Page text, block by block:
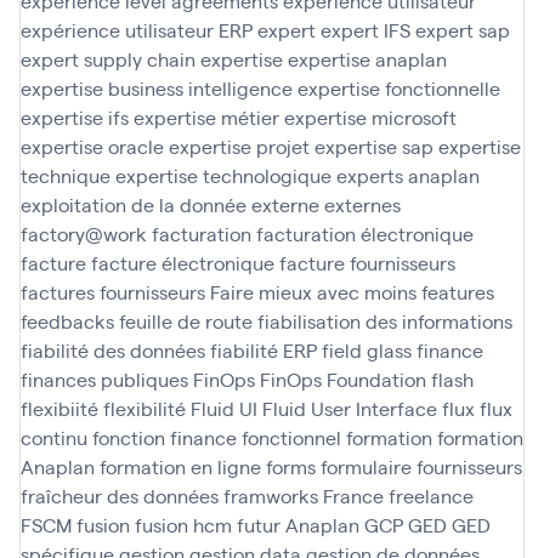
expérience utilisateur ERPexpertexpert IFSexpert sap
expert supply chain expertiseexpertise anaplan
expertise business intelligenceexpertise fonctionnelle
expertise ifsexpertise métierexpertise microsoft
expertise oracleexpertise projetexpertise sap expertise
techniqueexpertise technologiqueexperts anaplan
exploitation de la donnéeexterneexternes
factory@work facturation facturation électronique
facturefacture électroniquefacture fournisseurs
factures fournisseurs Faire mieux avec moinsfeatures
feedbacksfeuille de routefiabilisation des informations
fiabilité des donnéesfiabilité ERPfield glassfinance
finances publiques FinOps FinOps Foundation flash
flexibiitéflexibilité Fluid UI Fluid User Interfaceflux flux
continu fonction financefonctionnel formation formation
Anaplan formation en ligneformsformulairefournisseurs
fraîcheur des donnéesframworks Francefreelance
FSCMfusion fusion hcm futur Anaplan GCPGED GED